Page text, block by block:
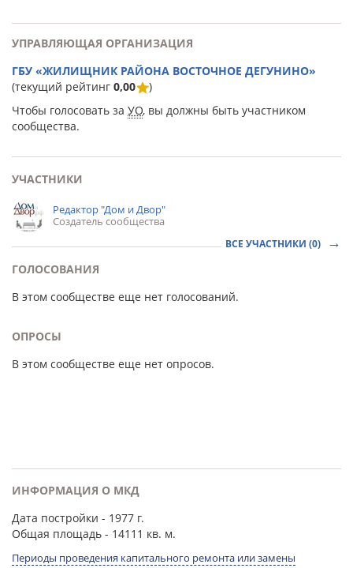
УПРАВЛЯЮЩАЯ ОРГАНИЗАЦИЯ
ГБУ «ЖИЛИЩНИК РАЙОНА ВОСТОЧНОЕ ДЕГУНИНО»
(текущий рейтинг 0,00
)
Чтобы голосовать за УО, вы должны быть участником
сообщества.
УЧАСТНИКИ
Редактор "Дом и Двор"
Создатель сообщества
ВСЕ УЧАСТНИКИ (0)
ГОЛОСОВАНИЯ
В этом сообществе еще нет голосований.
ОПРОСЫ
В этом сообществе еще нет опросов.
ИНФОРМАЦИЯ О МКД
Дата постройки - 1977 г.
Общая площадь - 14111 кв. м.
Периоды проведения капитального ремонта или замены